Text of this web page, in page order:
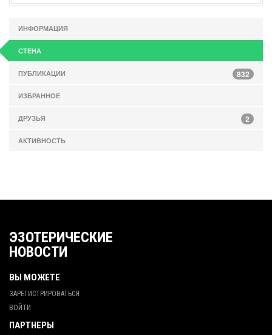
ИНФОРМАЦИЯ
СТЕНА
ПУБЛИКАЦИИ 832
ИЗБРАННОЕ
ДРУЗЬЯ 2
АКТИВНОСТЬ
ЭЗОТЕРИЧЕСКИЕ
НОВОСТИ
ВЫ МОЖЕТЕ
ЗАРЕГИСТРИРОВАТЬСЯ
ВОЙТИ
ПАРТНЕРЫ